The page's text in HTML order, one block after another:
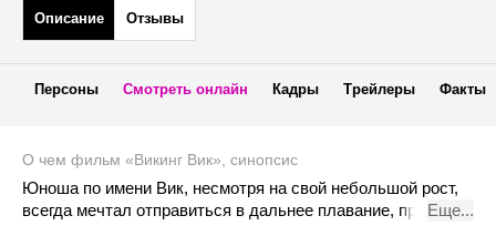
Описание Отзывы
Персоны Смотреть онлайн Кадры Трейлеры Факты
О чем фильм «Викинг Вик», синопсис
Юноша по имени Вик, несмотря на свой небольшой рост,
всегда мечтал отправиться в дальнее плавание, прямо как
Еще...